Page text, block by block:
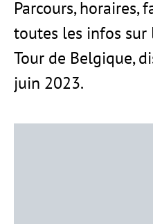
Parcours, horaires,
toutes les infos
Tour de Belgique,
juin 2023.